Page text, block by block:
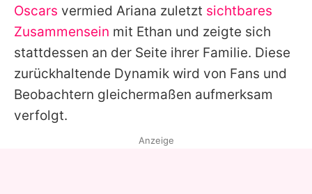
Oscars vermied Ariana zuletzt sichtbares
Zusammensein mit Ethan und zeigte sich
stattdessen an der Seite ihrer Familie. Diese
zurückhaltende Dynamik wird von Fans und
Beobachtern gleichermaßen aufmerksam
verfolgt.
Anzeige